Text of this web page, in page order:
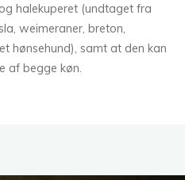
halekuperet (undtaget fra
weimeraner, breton,
hønsehund), samt at den kan
af begge køn.